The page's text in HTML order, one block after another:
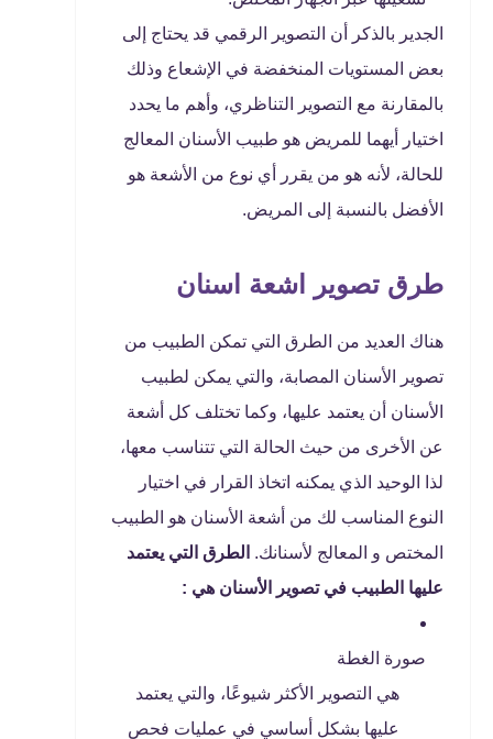
الجدير بالذكر أن التصوير الرقمي قد يحتاج إلى
بعض المستويات المنخفضة في الإشعاع وذلك
بالمقارنة مع التصوير التناظري، وأهم ما يحدد
اختيار أيهما للمريض هو طبيب الأسنان المعالج
للحالة، لأنه هو من يقرر أي نوع من الأشعة هو
الأفضل بالنسبة إلى المريض.
طرق تصوير اشعة اسنان
هناك العديد من الطرق التي تمكن الطبيب من
تصوير الأسنان المصابة، والتي يمكن لطبيب
الأسنان أن يعتمد عليها، وكما تختلف كل أشعة
عن الأخرى من حيث الحالة التي تتناسب معها،
لذا الوحيد الذي يمكنه اتخاذ القرار في اختيار
النوع المناسب لك من أشعة الأسنان هو الطبيب
المختص و المعالج لأسنانك. الطرق التي يعتمد
عليها الطبيب في تصوير الأسنان هي :
صورة الغطة
هي التصوير الأكثر شيوعًا، والتي يعتمد
عليها بشكل أساسي في عمليات فحص